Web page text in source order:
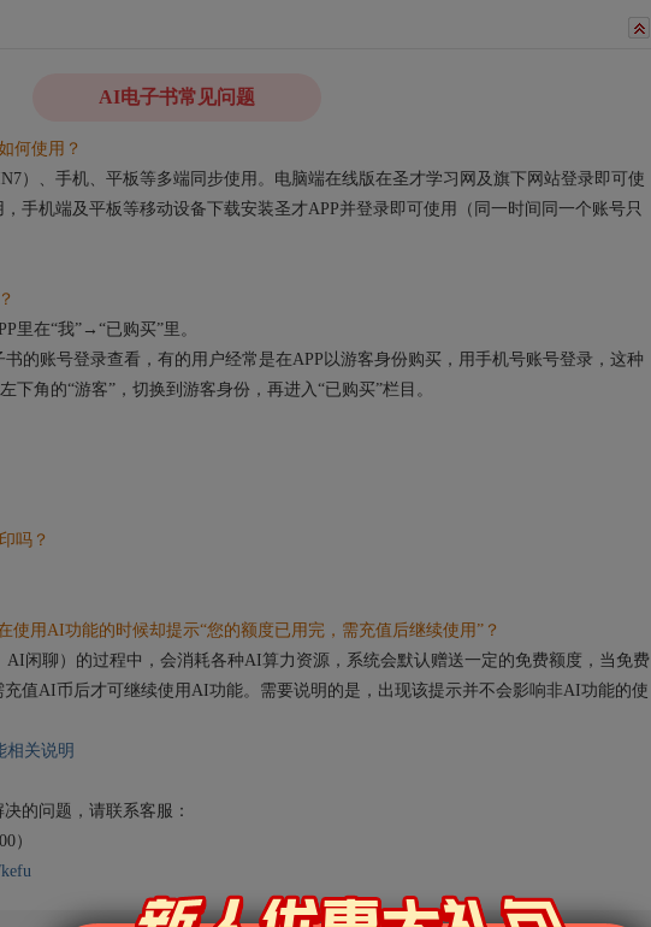
AI电子书常见问题
何使用？
、手机、平板等多端同步使用。电脑端在线版在圣才学习网及旗下网站登录即可使
手机端及平板等移动设备下载安装圣才APP并登录即可使用（同一时间同一个账号只
在“我”→“已购买”里。
账号登录查看，有的用户经常是在APP以游客身份购买，用手机号账号登录，这种
角的“游客”，切换到游客身份，再进入“已购买”栏目。
吗？
用AI功能的时候却提示“您的额度已用完，需充值后继续使用”？
聊）的过程中，会消耗各种AI算力资源，系统会默认赠送一定的免费额度，当免费
值AI币后才可继续使用AI功能。需要说明的是，出现该提示并不会影响非AI功能的使
相关说明
的问题，请联系客服：
）